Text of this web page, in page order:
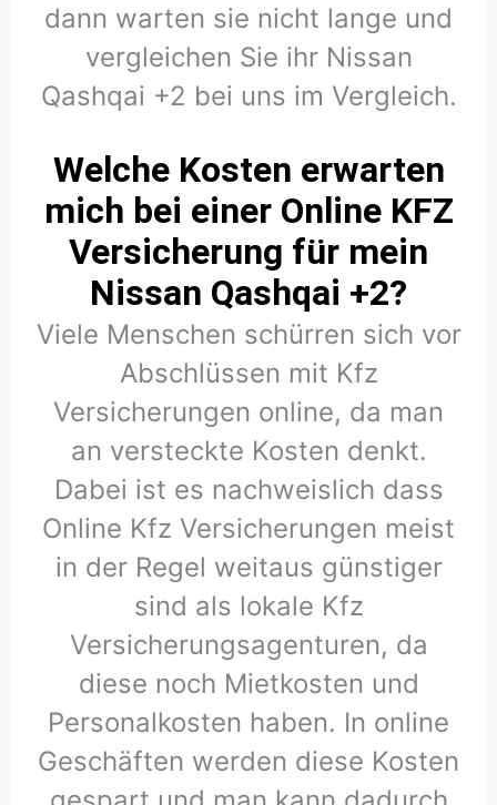
dann warten sie nicht lange und
vergleichen Sie ihr Nissan
Qashqai +2 bei uns im Vergleich.
Welche Kosten erwarten
mich bei einer Online KFZ
Versicherung für mein
Nissan Qashqai +2?
Viele Menschen schürren sich vor
Abschlüssen mit Kfz
Versicherungen online, da man
an versteckte Kosten denkt.
Dabei ist es nachweislich dass
Online Kfz Versicherungen meist
in der Regel weitaus günstiger
sind als lokale Kfz
Versicherungsagenturen, da
diese noch Mietkosten und
Personalkosten haben. In online
Geschäften werden diese Kosten